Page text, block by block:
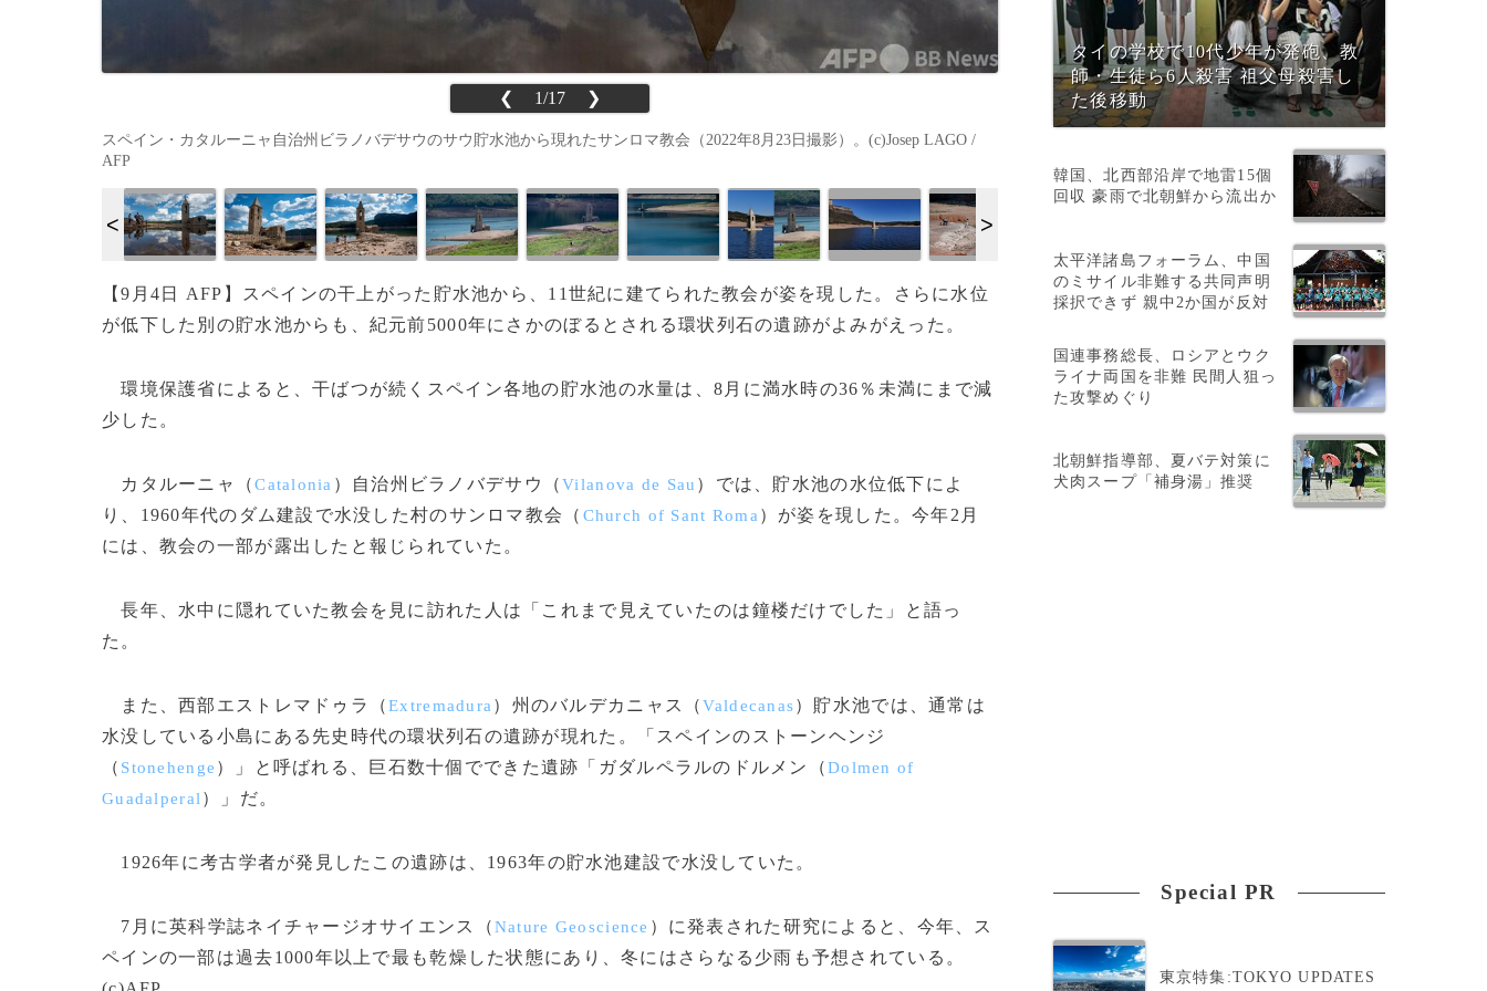
❮ 1/17 ❯
スペイン・カタルーニャ自治州ビラノバデサウのサウ貯水池から現れたサンロマ教会（2022年8月23日撮影）。(c)Josep LAGO /
AFP
【9月4日 AFP】スペインの干上がった貯水池から、11世紀に建てられた教会が姿を現した。さらに水位
が低下した別の貯水池からも、紀元前5000年にさかのぼるとされる環状列石の遺跡がよみがえった。
環境保護省によると、干ばつが続くスペイン各地の貯水池の水量は、8月に満水時の36％未満にまで減
少した。
カタルーニャ（Catalonia ）自治州ビラノバデサウ（Vilanova de Sau ）では、貯水池の水位低下によ
り、1960年代のダム建設で水没した村のサンロマ教会（ Church of Sant Roma ）が姿を現した。今年2月
には、教会の一部が露出したと報じられていた。
長年、水中に隠れていた教会を見に訪れた人は「これまで見えていたのは鐘楼だけでした」と語っ
た。
また、西部エストレマドゥラ（Extremadura ）州のバルデカニャス（Valdecanas）貯水池では、通常は
水没している小島にある先史時代の環状列石の遺跡が現れた。「スペインのストーンヘンジ
（ Stonehenge ）」と呼ばれる、巨石数十個でできた遺跡「ガダルペラルのドルメン（Dolmen of
Guadalperal ）」だ。
1926年に考古学者が発見したこの遺跡は、1963年の貯水池建設で水没していた。
7月に英科学誌ネイチャージオサイエンス（Nature Geoscience ）に発表された研究によると、今年、ス
ペインの一部は過去1000年以上で最も乾燥した状態にあり、冬にはさらなる少雨も予想されている。
タイの学校で10代少年が発砲、教
師・生徒ら6人殺害 祖父母殺害し
た後移動
韓国、北西部沿岸で地雷15個
回収 豪雨で北朝鮮から流出か
太平洋諸島フォーラム、中国
のミサイル非難する共同声明
採択できず 親中2か国が反対
国連事務総長、ロシアとウク
ライナ両国を非難 民間人狙っ
た攻撃めぐり
北朝鮮指導部、夏バテ対策に
犬肉スープ「補身湯」推奨
Special PR
東京特集:TOKYO UPDATES